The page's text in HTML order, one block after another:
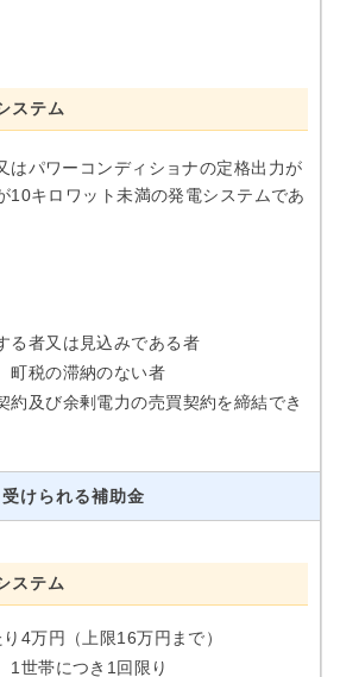
ステム
はパワーコンディショナの定格出力が
10キロワット未満の発電システムであ
る者又は見込みである者
町税の滞納のない者
約及び余剰電力の売買契約を締結でき
受けられる補助金
ステム
4万円（上限16万円まで）
1世帯につき1回限り